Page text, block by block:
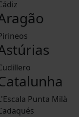
Punta Milà